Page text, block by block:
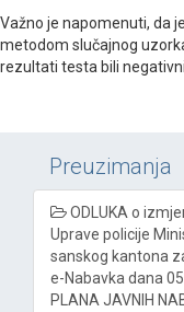
Važno je napomenuti, da
metodom slučajnog
rezultati testa bili
Preuzimanja
ODLUKA o
Uprave policije
sanskog kantona
e-Nabavka dana
PLANA JAVNIH